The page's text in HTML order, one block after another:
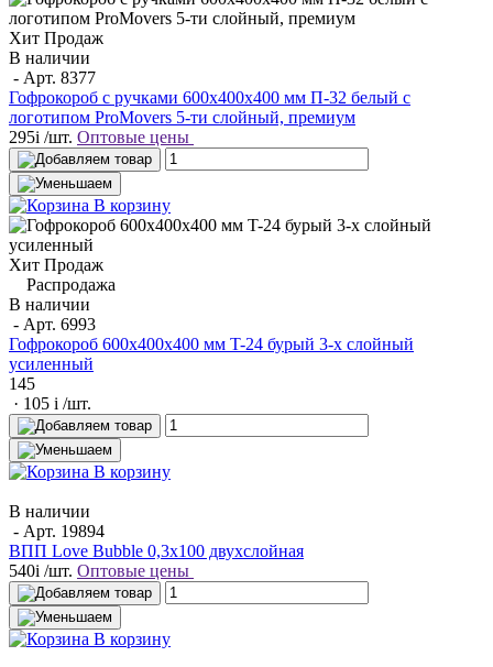
Хит Продаж
В наличии
- Арт. 8377
Гофрокороб с ручками 600х400х400 мм П-32 белый с
логотипом ProMovers 5-ти слойный, премиум
295i /шт. Оптовые цены
В корзину
Хит Продаж
Распродажа
В наличии
- Арт. 6993
Гофрокороб 600x400x400 мм T-24 бурый 3-х слойный
усиленный
145
· 105 i /шт.
В корзину
В наличии
- Арт. 19894
ВПП Love Bubble 0,3х100 двухслойная
540i /шт. Оптовые цены
В корзину